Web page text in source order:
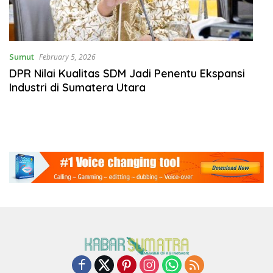
Sumut February 5, 2026
DPR Nilai Kualitas SDM Jadi Penentu Ekspansi
Industri di Sumatera Utara